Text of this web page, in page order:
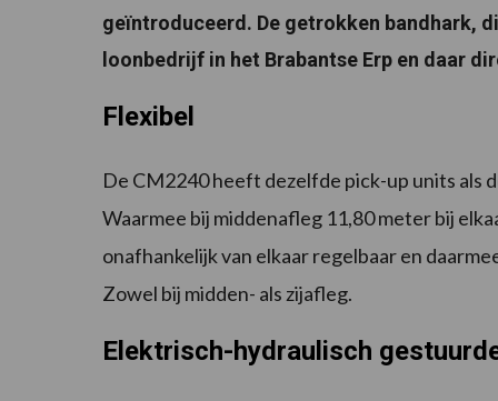
geïntroduceerd. De getrokken bandhark,
loonbedrijf in het Brabantse Erp en daar
Flexibel
De CM2240 heeft dezelfde pick-up units als
Waarmee bij middenafleg 11,80 meter bij
onafhankelijk van elkaar regelbaar en
Zowel bij midden- als zijafleg.
Elektrisch-hydraulisch